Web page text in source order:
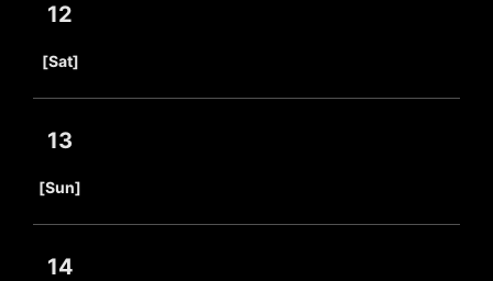
12
[Sat]
13
[Sun]
14